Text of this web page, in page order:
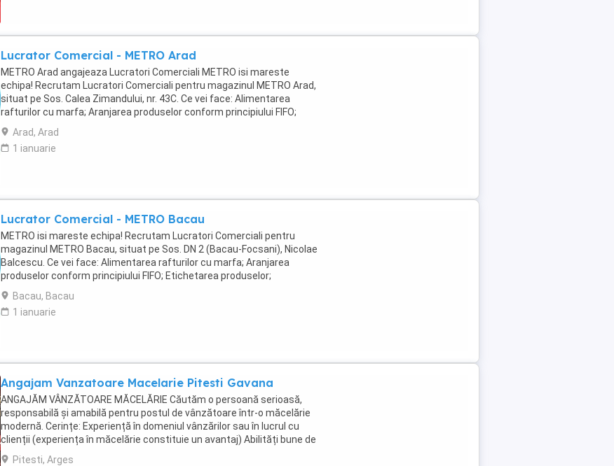
Lucrator Comercial - METRO Arad
METRO Arad angajeaza Lucratori Comerciali METRO isi mareste
echipa! Recrutam Lucratori Comerciali pentru magazinul METRO Arad,
situat pe Sos. Calea Zimandului, nr. 43C. Ce vei face: Alimentarea
rafturilor cu marfa; Aranjarea produselor conform principiului FIFO;
Etichetarea produselor; Verificarea ...
Arad, Arad
1 ianuarie
Lucrator Comercial - METRO Bacau
METRO isi mareste echipa! Recrutam Lucratori Comerciali pentru
magazinul METRO Bacau, situat pe Sos. DN 2 (Bacau-Focsani), Nicolae
Balcescu. Ce vei face: Alimentarea rafturilor cu marfa; Aranjarea
produselor conform principiului FIFO; Etichetarea produselor;
Verificarea termenelor de valabilitate; Consilierea ...
Bacau, Bacau
1 ianuarie
Angajam Vanzatoare Macelarie Pitesti Gavana
ANGAJĂM VÂNZĂTOARE MĂCELĂRIE Căutăm o persoană serioasă,
responsabilă și amabilă pentru postul de vânzătoare într-o măcelărie
modernă. Cerințe: Experiență în domeniul vânzărilor sau în lucrul cu
clienții (experiența în măcelărie constituie un avantaj) Abilități bune de
comunicare și relaționare Rapiditate, ...
Pitesti, Arges